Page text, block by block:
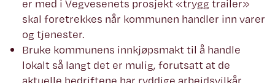
er med i Vegvesenets prosjekt «trygg trailer»
skal foretrekkes når kommunen handler inn varer
og tjenester.
Bruke kommunens innkjøpsmakt til å handle
lokalt så langt det er mulig, forutsatt at de
aktuelle bedriftene har ryddige arbeidsvilkår.